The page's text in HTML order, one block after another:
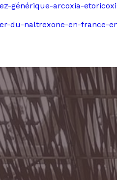
générique-arcoxia-
du-naltrexone-en-france-